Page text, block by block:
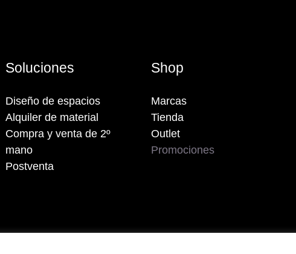
Soluciones
Diseño de espacios
Alquiler de material
Compra y venta de 2º
mano
Postventa
Shop
Marcas
Tienda
Outlet
Promociones